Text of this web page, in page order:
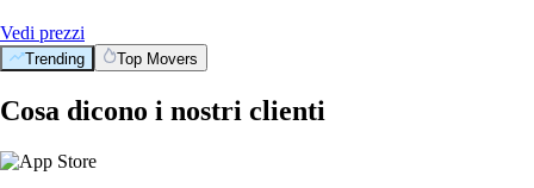
Vedi prezzi
Trending Top Movers
Cosa dicono i nostri clienti